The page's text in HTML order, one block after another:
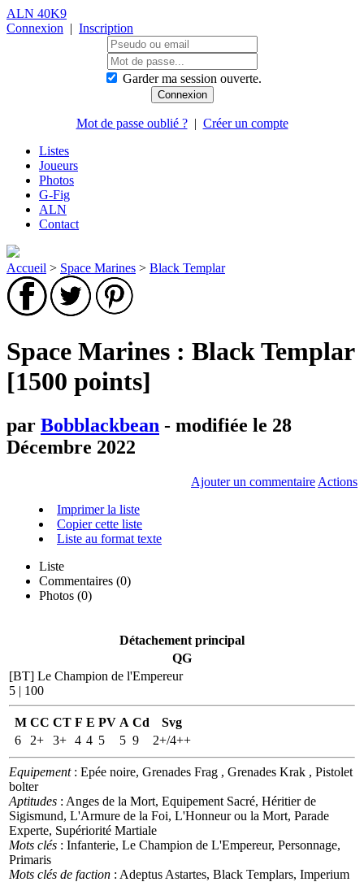
ALN 40K9
Connexion | Inscription
Garder ma session ouverte.
Mot de passe oublié ?| Créer un compte
Listes
Joueurs
Photos
G-Fig
ALN
Contact
Accueil > Space Marines > Black Templar
Space Marines : Black Templar
[1500 points]
par Bobblackbean - modifiée le 28
Décembre 2022
Ajouter un commentaire Actions
Imprimer la liste
Copier cette liste
Liste au format texte
Liste
Commentaires (0)
Photos (0)
Détachement principal
QG
[BT] Le Champion de l'Empereur
5 | 100
M CC CT F E PV A Cd
Svg
6
2+ 3+ 4 4 5 5 9 2+/4++
Equipement: Epée noire, Grenades Frag , Grenades Krak , Pistolet
bolter
Aptitudes : Anges de la Mort, Equipement Sacré, Héritier de
Sigismund, L'Armure de la Foi, L'Honneur ou la Mort, Parade
Experte, Supériorité Martiale
Mots clés : Infanterie, Le Champion de L'Empereur, Personnage,
Primaris
Mots clés de faction : Adeptus Astartes, Black Templars, Imperium